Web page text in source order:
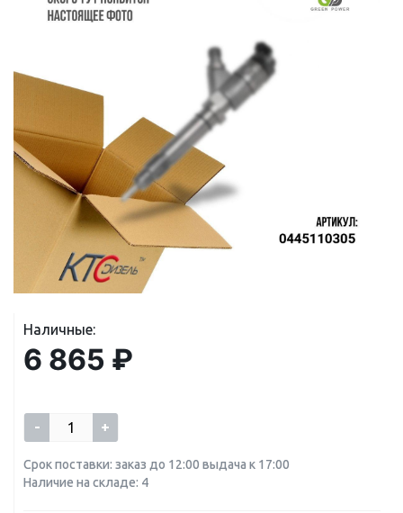
Наличные:
6 865 ₽
- +
Срок поставки: заказ до 12:00 выдача к 17:00
Наличие на складе: 4